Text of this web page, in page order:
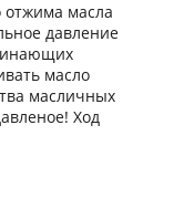
отжима масла
давление
масло
масличных
Ход